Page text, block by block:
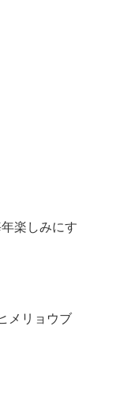
楽しみにす
メリョウブ